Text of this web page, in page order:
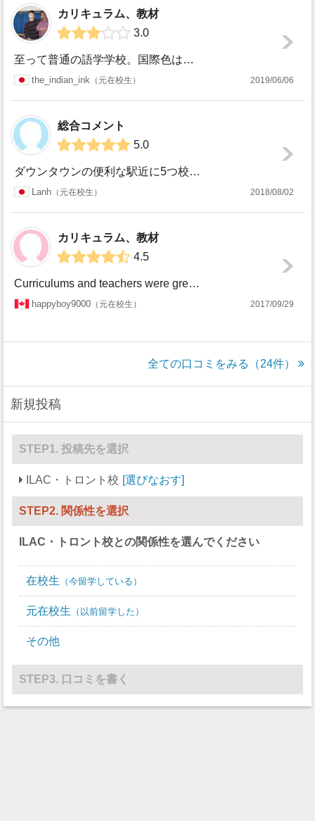
カリキュラム、教材
3.0
至って普通の語学学校。国際色は豊か。感覚的に7~8割型大学生。残りは社会人。耳を慣らすには良かったが基本的に集団授業のため会話力は微妙であった。午前中は文...
the_indian_ink 元在校生 2019/06/06
総合コメント
5.0
ダウンタウンの便利な駅近に5つ校舎があり、自由にパソコンも使えました。モーニングクラスと朝が苦手な方はアフタヌーンクラスもあり、入学後も気軽に変更できます...
Lanh 元在校生 2018/08/02
カリキュラム、教材
4.5
Curriculums and teachers were great, but the office staff are terrible becaus...
happyboy9000 元在校生 2017/09/29
全ての口コミをみる（24件）
新規投稿
STEP1. 投稿先を選択
ILAC・トロント校 選びなおす
STEP2. 関係性を選択
ILAC・トロント校との関係性を選んでください
在校生 今留学している
元在校生 以前留学した
その他
STEP3. 口コミを書く